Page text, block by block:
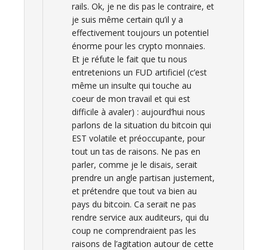
rails. Ok, je ne dis pas le contraire, et
je suis même certain qu’il y a
effectivement toujours un potentiel
énorme pour les crypto monnaies.
Et je réfute le fait que tu nous
entretenions un FUD artificiel (c’est
même un insulte qui touche au
coeur de mon travail et qui est
difficile à avaler) : aujourd’hui nous
parlons de la situation du bitcoin qui
EST volatile et préoccupante, pour
tout un tas de raisons. Ne pas en
parler, comme je le disais, serait
prendre un angle partisan justement,
et prétendre que tout va bien au
pays du bitcoin. Ca serait ne pas
rendre service aux auditeurs, qui du
coup ne comprendraient pas les
raisons de l’agitation autour de cette